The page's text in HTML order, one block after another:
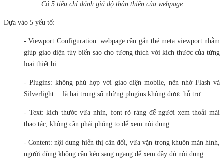
Có 5 tiêu chí đánh giá độ thân thiện của webpage
Dựa vào 5 yếu tố:
- Viewport Configuration: webpage cần gắn thẻ meta viewport nhằm
giúp giao diện tùy biến sao cho tương thích với kích thước của từng
loại thiết bị.
- Plugins: không phù hợp với giao diện mobile, nên nhớ Flash và
Silverlight… là hai trong số những plugins không được hỗ trợ.
- Text: kích thước vừa nhìn, font rõ ràng để người xem thoải mái
thao tác, không cần phải phóng to để xem nội dung.
- Content: nội dung hiển thị cân đối, vừa vặn trong khuôn màn hình,
người dùng không cần kéo sang ngang để xem đầy đủ nội dung